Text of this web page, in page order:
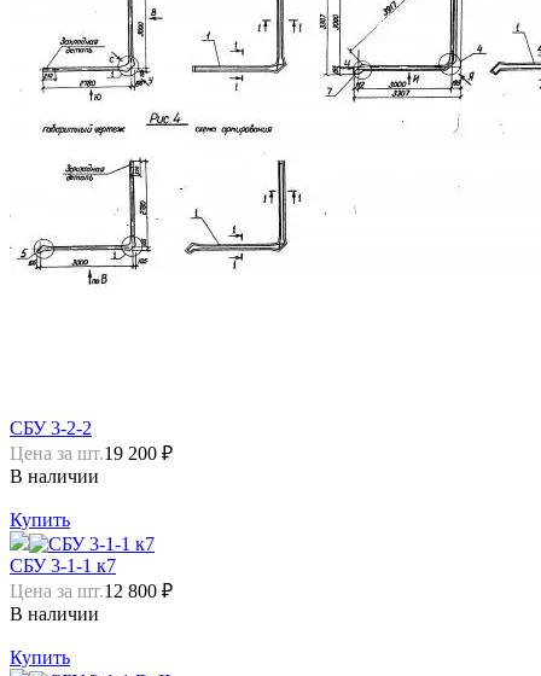
СБУ 3-2-2
Цена за шт.19 200 ₽
В наличии
Купить
СБУ 3-1-1 к7
Цена за шт.12 800 ₽
В наличии
Купить